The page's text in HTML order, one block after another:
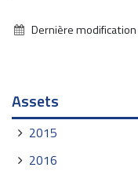
Dernière modification
Navigation
Assets
2015
2016